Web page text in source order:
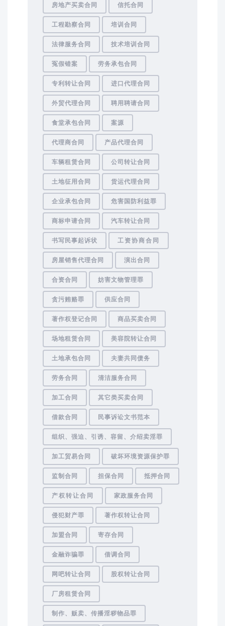
房地产买卖合同 信托合同
工程勘察合同 培训合同
法律服务合同 技术培训合同
冤假错案 劳务承包合同
专利转让合同 进口代理合同
外贸代理合同 聘用聘请合同
食堂承包合同 案源
代理商合同 产品代理合同
车辆租赁合同 公司转让合同
土地征用合同 货运代理合同
企业承包合同 危害国防利益罪
商标申请合同 汽车转让合同
书写民事起诉状 工资协商合同
房屋销售代理合同 演出合同
合资合同 妨害文物管理罪
贪污贿赂罪 供应合同
著作权登记合同 商品买卖合同
场地租赁合同 美容院转让合同
土地承包合同 夫妻共同债务
劳务合同 清洁服务合同
加工合同 其它类买卖合同
借款合同 民事诉讼文书范本
组织、强迫、引诱、容留、介绍卖淫罪
加工贸易合同 破坏环境资源保护罪
监制合同 担保合同 抵押合同
产权转让合同 家政服务合同
侵犯财产罪 著作权转让合同
加盟合同 寄存合同
金融诈骗罪 借调合同
网吧转让合同 股权转让合同
厂房租赁合同
制作、贩卖、传播淫秽物品罪